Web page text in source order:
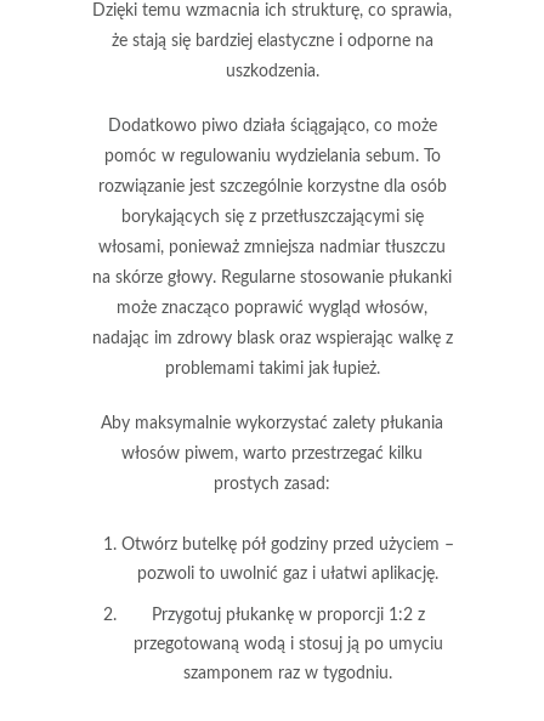
Dzięki temu wzmacnia ich strukturę, co sprawia,
że stają się bardziej elastyczne i odporne na
uszkodzenia.
Dodatkowo piwo działa ściągająco, co może
pomóc w regulowaniu wydzielania sebum. To
rozwiązanie jest szczególnie korzystne dla osób
borykających się z przetłuszczającymi się
włosami, ponieważ zmniejsza nadmiar tłuszczu
na skórze głowy. Regularne stosowanie płukanki
może znacząco poprawić wygląd włosów,
nadając im zdrowy blask oraz wspierając walkę z
problemami takimi jak łupież.
Aby maksymalnie wykorzystać zalety płukania
włosów piwem, warto przestrzegać kilku
prostych zasad:
Otwórz butelkę pół godziny przed użyciem –
pozwoli to uwolnić gaz i ułatwi aplikację.
Przygotuj płukankę w proporcji 1:2 z
przegotowaną wodą i stosuj ją po umyciu
szamponem raz w tygodniu.